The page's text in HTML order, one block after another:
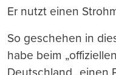
Er nutzt einen
So geschehen in
habe beim